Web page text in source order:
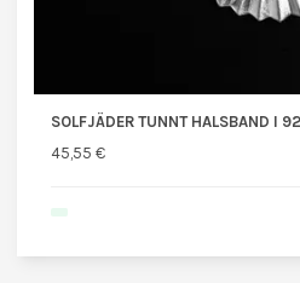
SOLFJÄDER TUNNT HALSBAND I
45,55 €